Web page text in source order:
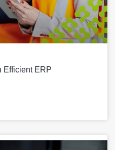
Efficient ERP